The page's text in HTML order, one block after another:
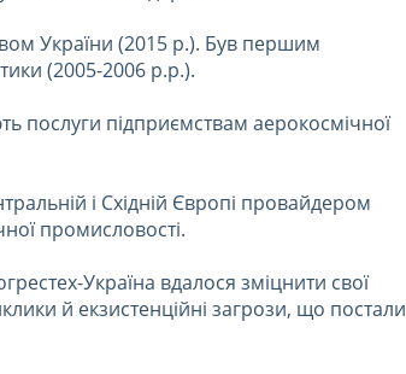
України (2015 р.). Був першим
(2005-2006 р.р.).
послуги підприємствам аерокосмічної
і Східній Європі провайдером
промисловості.
Україна вдалося зміцнити свої
й екзистенційні загрози, що постали